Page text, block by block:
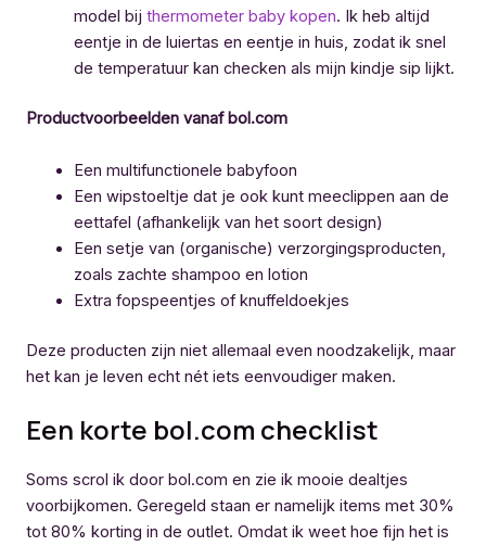
model bij thermometer baby kopen. Ik heb altijd
eentje in de luiertas en eentje in huis, zodat ik snel
de temperatuur kan checken als mijn kindje sip lijkt.
Productvoorbeelden vanaf bol.com
Een multifunctionele babyfoon
Een wipstoeltje dat je ook kunt meeclippen aan de
eettafel (afhankelijk van het soort design)
Een setje van (organische) verzorgingsproducten,
zoals zachte shampoo en lotion
Extra fopspeentjes of knuffeldoekjes
Deze producten zijn niet allemaal even noodzakelijk, maar
het kan je leven echt nét iets eenvoudiger maken.
Een korte bol.com checklist
Soms scrol ik door bol.com en zie ik mooie dealtjes
voorbijkomen. Geregeld staan er namelijk items met 30%
tot 80% korting in de outlet. Omdat ik weet hoe fijn het is